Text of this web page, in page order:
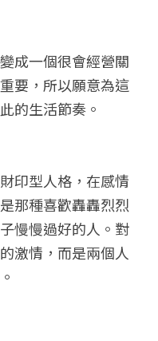
成一個很會經營關
要，所以願意為這
的生活節奏。
印型人格，在感情
那種喜歡轟轟烈烈
慢慢過好的人。對
激情，而是兩個人